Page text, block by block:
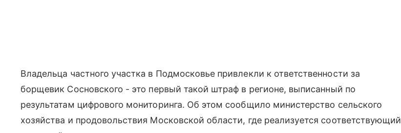
Владельца частного участка в Подмосковье привлекли к ответственности за
борщевик Сосновского - это первый такой штраф в регионе, выписанный по
результатам цифрового мониторинга. Об этом сообщило министерство сельского
хозяйства и продовольствия Московской области, где реализуется соответствующий